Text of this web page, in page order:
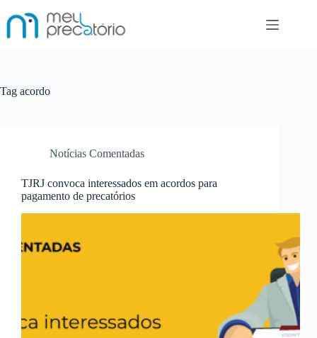
para
Tag acordo
Notícias Comentadas
TJRJ convoca interessados em acordos para
pagamento de precatórios